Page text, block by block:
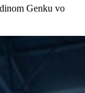
Genku vo